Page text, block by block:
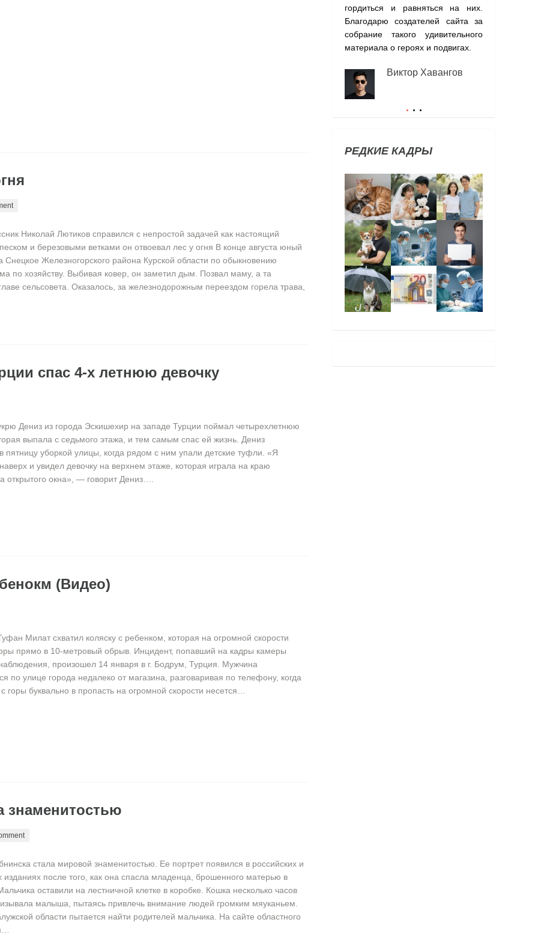
Николай Лютиков справился с непростой задачей как настоящий
и березовыми ветками он отвоевал лес у огня В конце августа юный
Снецкое Железногорского района Курской области по обыкновению
по хозяйству. Выбивая ковер, он заметил дым. Позвал маму, а та
сельсовета. Оказалось, за железнодорожным переездом горела трава,
спас 4-х летнюю девочку
Дениз из города Эскишехир на западе Турции поймал четырехлетнюю
выпала с седьмого этажа, и тем самым спас ей жизнь. Дениз
пятницу уборкой улицы, когда рядом с ним упали детские туфли. «Я
и увидел девочку на верхнем этаже, которая играла на краю
открытого окна», — говорит Дениз….
(Видео)
Милат схватил коляску с ребенком, которая на огромной скорости
прямо в 10-метровый обрыв. Инцидент, попавший на кадры камеры
произошел 14 января в г. Бодрум, Турция. Мужчина
по улице города недалеко от магазина, разговаривая по телефону, когда
горы буквально в пропасть на огромной скорости несется…
знаменитостью
стала мировой знаменитостью. Ее портрет появился в российских и
изданиях после того, как она спасла младенца, брошенного матерью в
оставили на лестничной клетке в коробке. Кошка несколько часов
малыша, пытаясь привлечь внимание людей громким мяуканьем.
области пытается найти родителей мальчика. На сайте областного
гордиться и равняться на них.
Благодарю создателей сайта за
собрание такого удивительного
материала о героях и подвигах.
Виктор Хавангов
РЕДКИЕ КАДРЫ